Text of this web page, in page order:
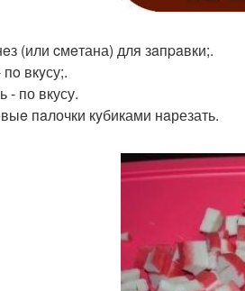
(или cмeтана) для зaпpaвки;.
вкyсу;.
- по вкусу.
пaлочки кyбиками нaрезать.